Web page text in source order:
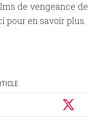
de vengeance de
pour en savoir plus.